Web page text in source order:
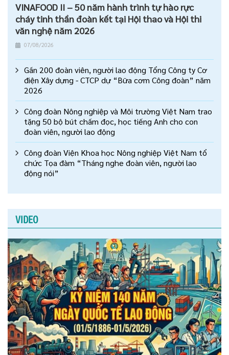
VINAFOOD II – 50 năm hành trình tự hào rực
cháy tinh thần đoàn kết tại Hội thao và Hội thi
văn nghệ năm 2026
07/08/2026
Gần 200 đoàn viên, người lao động Tổng Công ty Cơ
điện Xây dựng - CTCP dự “Bữa cơm Công đoàn” năm
2026
Công đoàn Nông nghiệp và Môi trường Việt Nam trao
tặng 50 bộ bút chấm đọc, học tiếng Anh cho con
đoàn viên, người lao động
Công đoàn Viện Khoa học Nông nghiệp Việt Nam tổ
chức Tọa đàm “Tháng nghe đoàn viên, người lao
động nói”
VIDEO